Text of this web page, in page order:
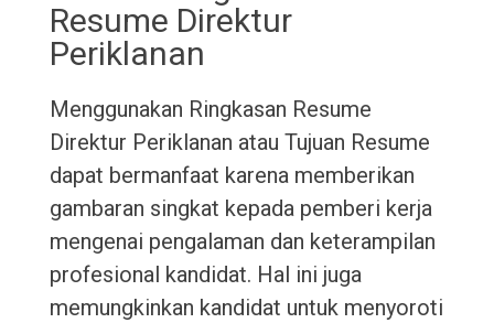
Resume Direktur
Periklanan
Menggunakan Ringkasan Resume
Direktur Periklanan atau Tujuan Resume
dapat bermanfaat karena memberikan
gambaran singkat kepada pemberi kerja
mengenai pengalaman dan keterampilan
profesional kandidat. Hal ini juga
memungkinkan kandidat untuk menyoroti